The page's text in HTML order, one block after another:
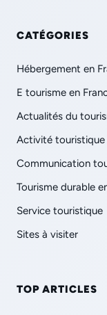
CATÉGORIES
Hébergement en
E tourisme en
Actualités du
Activité touristique
Communication
Tourisme durable
Service touristique
Sites à visiter
TOP ARTICLES